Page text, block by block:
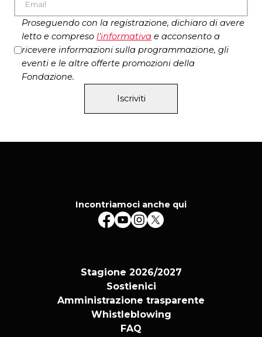
Proseguendo con la registrazione, dichiaro di avere
letto e compreso l’informativa e acconsento a
ricevere informazioni sulla programmazione, gli
eventi e le altre offerte promozioni della
Fondazione.
Iscriviti
Incontriamoci anche qui
Stagione 2026/2027
Sostienici
Amministrazione trasparente
Whistleblowing
FAQ